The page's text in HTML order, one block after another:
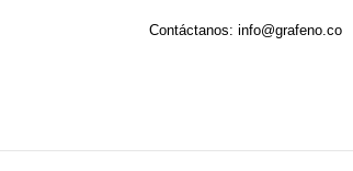
Contáctanos: info@grafeno.co